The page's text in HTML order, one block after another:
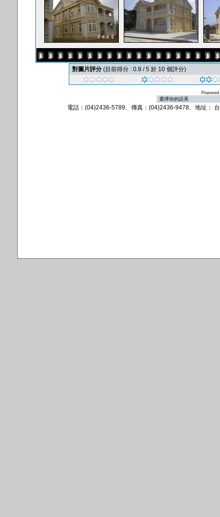
對圖片評分 (目前得分 : 0.8 / 5 於 10 個評分)
電話：(04)2436-5789、傳真：(04)2436-9478、地址：